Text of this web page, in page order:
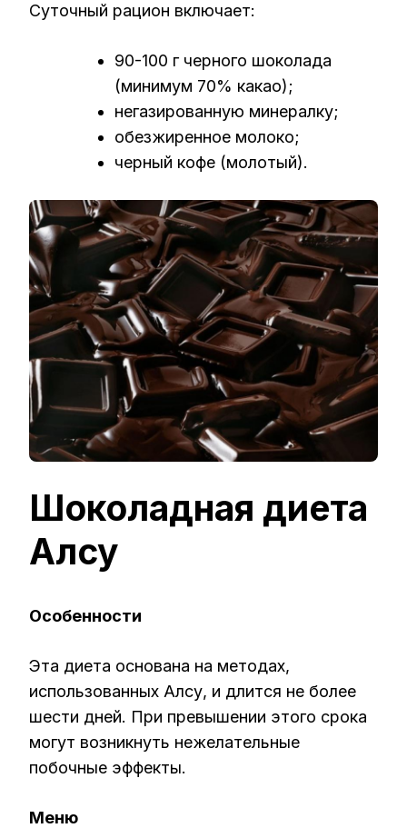
Суточный рацион включает:
90-100 г черного шоколада
(минимум 70% какао);
негазированную минералку;
обезжиренное молоко;
черный кофе (молотый).
Шоколадная диета
Алсу
Особенности
Эта диета основана на методах,
использованных Алсу, и длится не более
шести дней. При превышении этого срока
могут возникнуть нежелательные
побочные эффекты.
Меню